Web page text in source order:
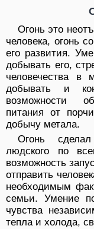
Огонь это
человека, огонь
его развития.
добывать его,
человечества в
добывать и
возможности
питания от
добычу метала.
Огонь
людского по
возможность
отправить
необходимым
семьи. Умение
чувства
тепла и холода,